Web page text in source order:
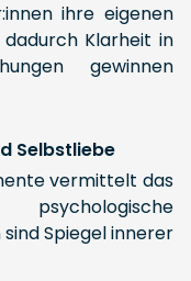
ihre eigenen
Klarheit in
gewinnen
Selbstliebe
vermittelt das
Spiegel innerer